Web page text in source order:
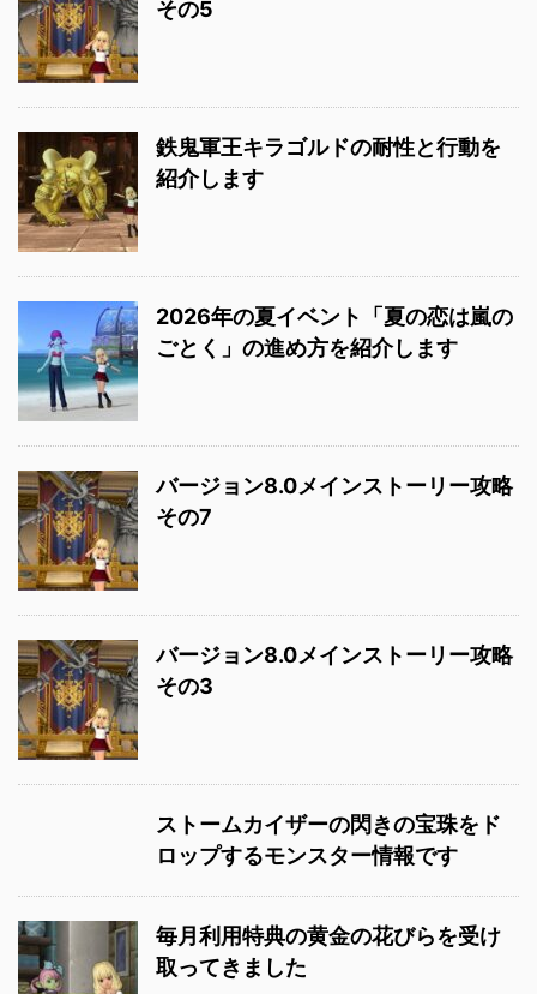
その5
鉄鬼軍王キラゴルドの耐性と行動を
紹介します
2026年の夏イベント「夏の恋は嵐の
ごとく」の進め方を紹介します
バージョン8.0メインストーリー攻略
その7
バージョン8.0メインストーリー攻略
その3
ストームカイザーの閃きの宝珠をド
ロップするモンスター情報です
毎月利用特典の黄金の花びらを受け
取ってきました